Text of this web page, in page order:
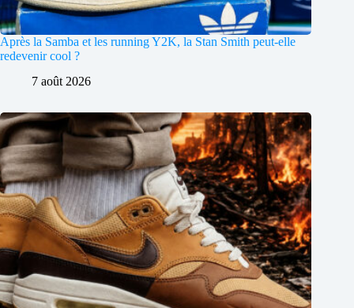
Après la Samba et les running Y2K, la Stan Smith peut-elle
redevenir cool ?
7 août 2026